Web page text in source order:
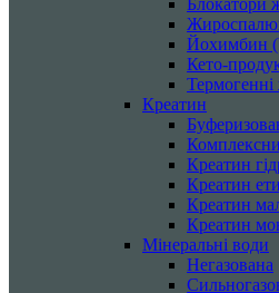
Йохимбин
Кето-
Креатин
Креатин
Креатин
Креатин
Креатин
Мінеральні води
Негазована